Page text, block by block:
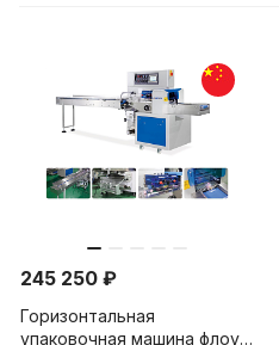
245 250 ₽
Горизонтальная
упаковочная машина флоу-